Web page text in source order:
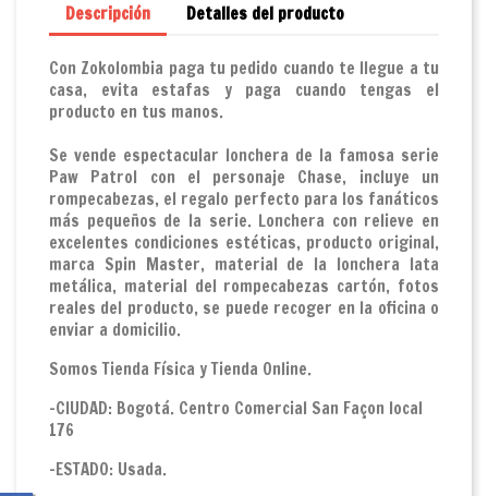
Descripción Detalles del producto
Con Zokolombia paga tu pedido cuando te llegue a tu
casa, evita estafas y paga cuando tengas el
producto en tus manos.
Se vende espectacular lonchera de la famosa serie
Paw Patrol con el personaje Chase, incluye un
rompecabezas, el regalo perfecto para los fanáticos
más pequeños de la serie. Lonchera con relieve en
excelentes condiciones estéticas, producto original,
marca Spin Master, material de la lonchera lata
metálica, material del rompecabezas cartón, fotos
reales del producto, se puede recoger en la oficina o
enviar a domicilio.
Somos Tienda Física y Tienda Online.
-CIUDAD: Bogotá. Centro Comercial San Façon local
176
-ESTADO: Usada.